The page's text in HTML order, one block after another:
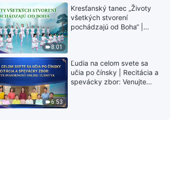
6:28
Kresťanská pieseň „Iba Boh má
cestu života“
8:01
Kresťanský tanec „Životy
všetkých stvorení
pochádzajú od Boha“ |
6:53
Ľudia na celom svete sa
učia po čínsky | Recitácia a
spevácky zbor: Venujte